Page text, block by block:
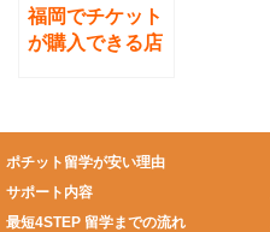
福岡でチケット
が購入できる店
ポチット留学が安い理由
サポート内容
最短4STEP 留学までの流れ